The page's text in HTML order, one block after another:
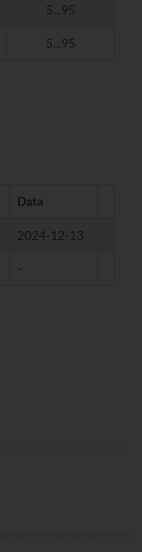
5...95
5...95
Data
2024-12-13
-